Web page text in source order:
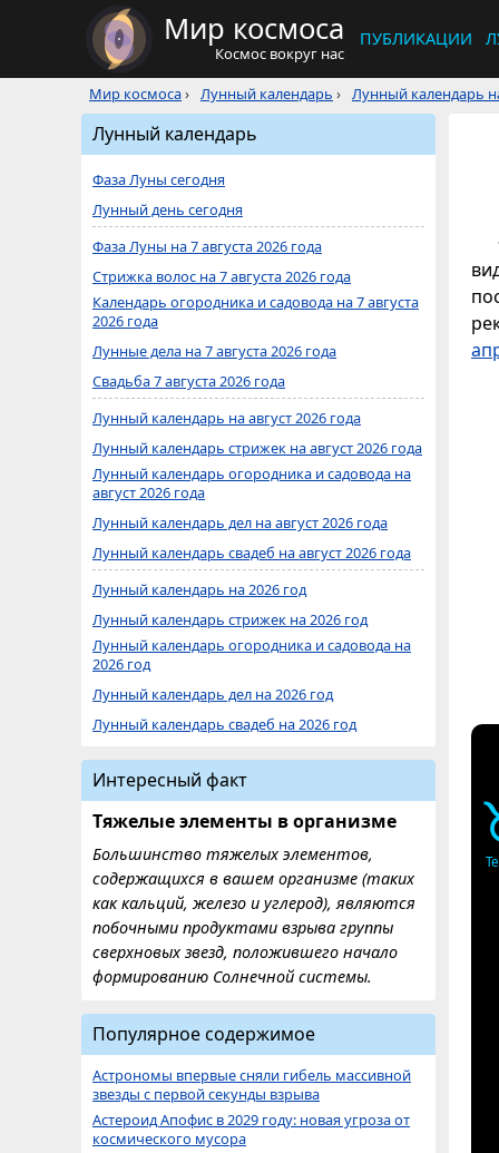
Мир космоса
Космос вокруг нас
ПУБЛИКАЦИИ
Мир космоса› Лунный календарь › Лунный календарь
Лунный календарь
Фаза Луны сегодня
Лунный день сегодня
Фаза Луны на 7 августа 2026 года
Стрижка волос на 7 августа 2026 года
Календарь огородника и садовода на 7 августа
2026 года
Лунные дела на 7 августа 2026 года
Свадьба 7 августа 2026 года
Лунный календарь на август 2026 года
Лунный календарь стрижек на август 2026 года
Лунный календарь огородника и садовода на
август 2026 года
Лунный календарь дел на август 2026 года
Лунный календарь свадеб на август 2026 года
Лунный календарь на 2026 год
Лунный календарь стрижек на 2026 год
Лунный календарь огородника и садовода на
2026 год
Лунный календарь дел на 2026 год
Лунный календарь свадеб на 2026 год
Интересный факт
Тяжелые элементы в организме
Большинство тяжелых элементов,
содержащихся в вашем организме (таких
как кальций, железо и углерод), являются
побочными продуктами взрыва группы
сверхновых звезд, положившего начало
формированию Солнечной системы.
Популярное содержимое
Астрономы впервые сняли гибель массивной
звезды с первой секунды взрыва
Астероид Апофис в 2029 году: новая угроза от
космического мусора